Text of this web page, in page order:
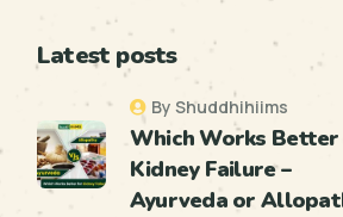
Latest posts
By Shuddhihiims
Which Works
Kidney Failure –
Ayurveda or